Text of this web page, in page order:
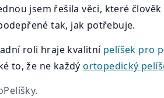
jsem řešila věci, které
tak, jak potřebuje.
roli hraje kvalitní pelíšek pro
to, že ne každýortopedický